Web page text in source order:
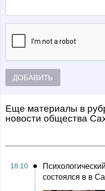
ДОБАВИТЬ
Еще материалы в
Новости общества
18:10
состоялся в в